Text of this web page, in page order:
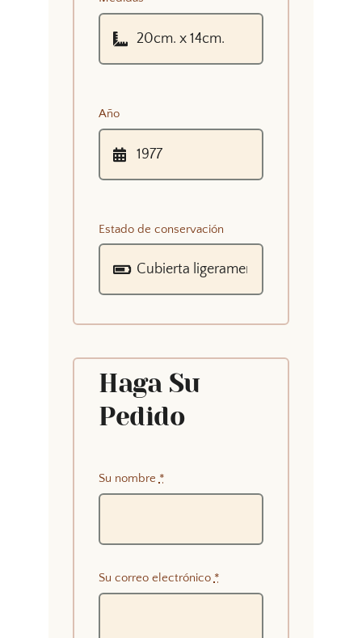
Año
Estado de conservación
Haga Su
Pedido
Su nombre *
Su correo electrónico *